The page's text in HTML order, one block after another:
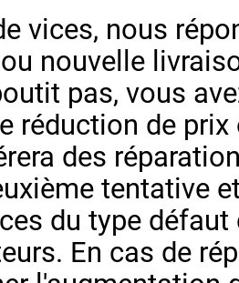
vices, nous
nouvelle
pas, vous
réduction de
des
tentative
du type
En cas de